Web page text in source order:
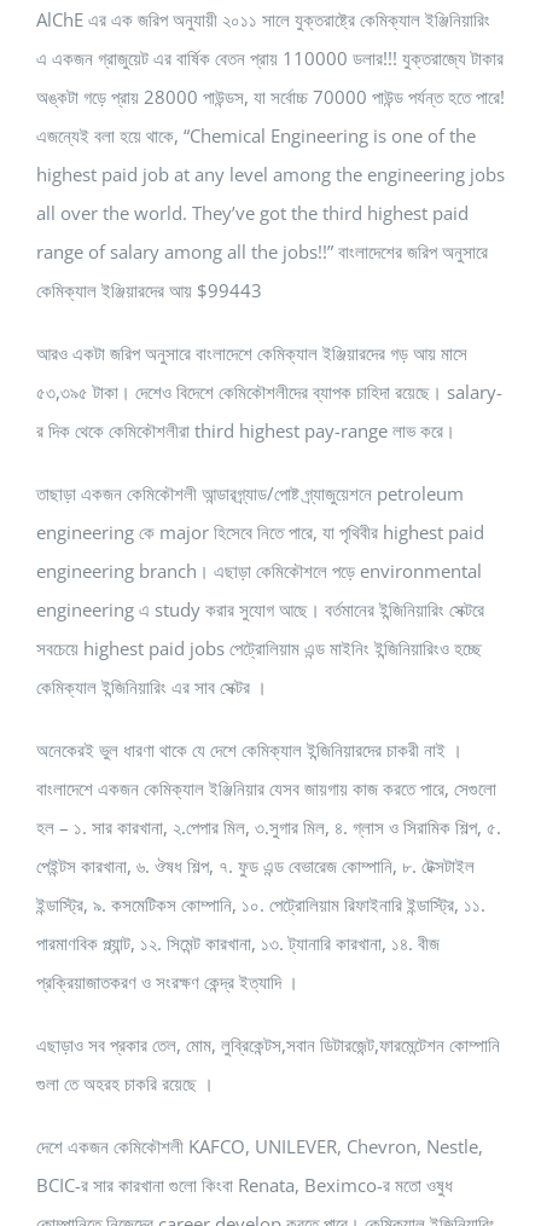
AlChE এর এক জরিপ অনুযায়ী ২০১১ সালে যুক্তরাষ্ট্রে কেমিক্যাল ইঞ্জিনিয়ারিং
এ একজন গ্রাজুয়েট এর বার্ষিক বেতন প্রায় 110000 ডলার!!! যুক্তরাজ্যে টাকার
অঙ্কটা গড়ে প্রায় 28000 পাউন্ডস, যা সর্বোচ্চ 70000 পাউন্ড পর্যন্ত হতে পারে!
এজন্যেই বলা হয়ে থাকে, “Chemical Engineering is one of the
highest paid job at any level among the engineering jobs
all over the world. They’ve got the third highest paid
range of salary among all the jobs!!” বাংলাদেশের জরিপ অনুসারে
কেমিক্যাল ইঞ্জিয়ারদের আয় $99443
আরও একটা জরিপ অনুসারে বাংলাদেশে কেমিক্যাল ইঞ্জিয়ারদের গড় আয় মাসে
৫৩,৩৯৫ টাকা। দেশেও বিদেশে কেমিকৌশলীদের ব্যাপক চাহিদা রয়েছে। salary-
র দিক থেকে কেমিকৌশলীরা third highest pay-range লাভ করে।
তাছাড়া একজন কেমিকৌশলী আন্ডারগ্র্যাড/পোষ্ট গ্র্যাজুয়েশনে petroleum
engineering কে major হিসেবে নিতে পারে, যা পৃথিবীর highest paid
engineering branch। এছাড়া কেমিকৌশলে পড়ে environmental
engineering এ study করার সুযোগ আছে। বর্তমানের ইন্জিনিয়ারিং সেক্টরে
সবচেয়ে highest paid jobs পেট্রোলিয়াম এন্ড মাইনিং ইন্জিনিয়ারিংও হচ্ছে
কেমিক্যাল ইন্জিনিয়ারিং এর সাব সেক্টর ।
অনেকেরই ভুল ধারণা থাকে যে দেশে কেমিক্যাল ইন্জিনিয়ারদের চাকরী নাই ।
বাংলাদেশে একজন কেমিক্যাল ইঞ্জিনিয়ার যেসব জায়গায় কাজ করতে পারে, সেগুলো
হল – ১. সার কারখানা, ২.পেপার মিল, ৩.সুগার মিল, ৪. গ্লাস ও সিরামিক শিল্প, ৫.
পেইন্টস কারখানা, ৬. ঔষধ শিল্প, ৭. ফুড এন্ড বেভারেজ কোম্পানি, ৮. টেক্সটাইল
ইন্ডাস্ট্রি, ৯. কসমেটিকস কোম্পানি, ১০. পেট্রোলিয়াম রিফাইনারি ইন্ডাস্ট্রি, ১১.
পারমাণবিক প্ল্যান্ট, ১২. সিমেন্ট কারখানা, ১৩. ট্যানারি কারখানা, ১৪. বীজ
প্রক্রিয়াজাতকরণ ও সংরক্ষণ কেন্দ্র ইত্যাদি ।
এছাড়াও সব প্রকার তেল, মোম, লুব্রিকেন্টস,সবান ডিটারজেন্ট,ফারমেন্টেশন কোম্পানি
গুলা তে অহরহ চাকরি রয়েছে ।
দেশে একজন কেমিকৌশলী KAFCO, UNILEVER, Chevron, Nestle,
BCIC-র সার কারখানা গুলো কিংবা Renata, Beximco-র মতো ওষুধ